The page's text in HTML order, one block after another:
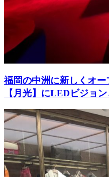
福岡の中洲に新しくオ
【月光】にLEDビジョ